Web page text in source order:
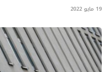
19 مايو 2022